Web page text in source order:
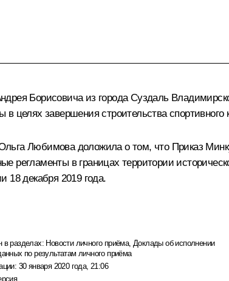
Борисовича из города Суздаль
целях завершения строительства спортивного
Любимова доложила о том, что Приказ
регламенты в границах территории
18 декабря 2019 года.
в разделах: Новости личного приёма,Доклады об исполнении
по результатам личного приёма
30 января 2020 года, 21:06